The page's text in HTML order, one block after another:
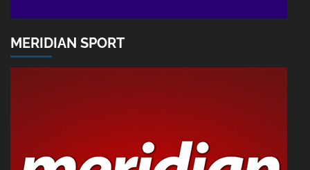
MERIDIAN SPORT